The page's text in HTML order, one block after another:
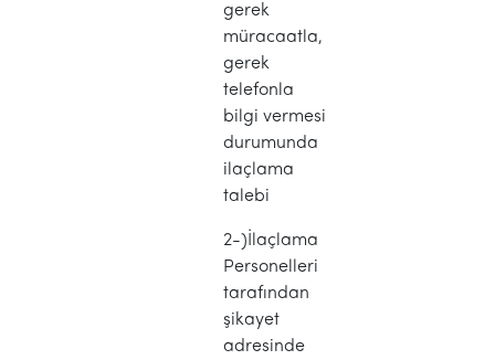
gerek
müracaatla,
gerek
telefonla
bilgi vermesi
durumunda
ilaçlama
talebi
2-)İlaçlama
Personelleri
tarafından
şikayet
adresinde